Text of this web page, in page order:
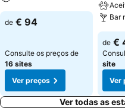
de € 94
Consulte os preços de
16 sites
Ver preços
Bar
de €
site
Ver
Ver todas as